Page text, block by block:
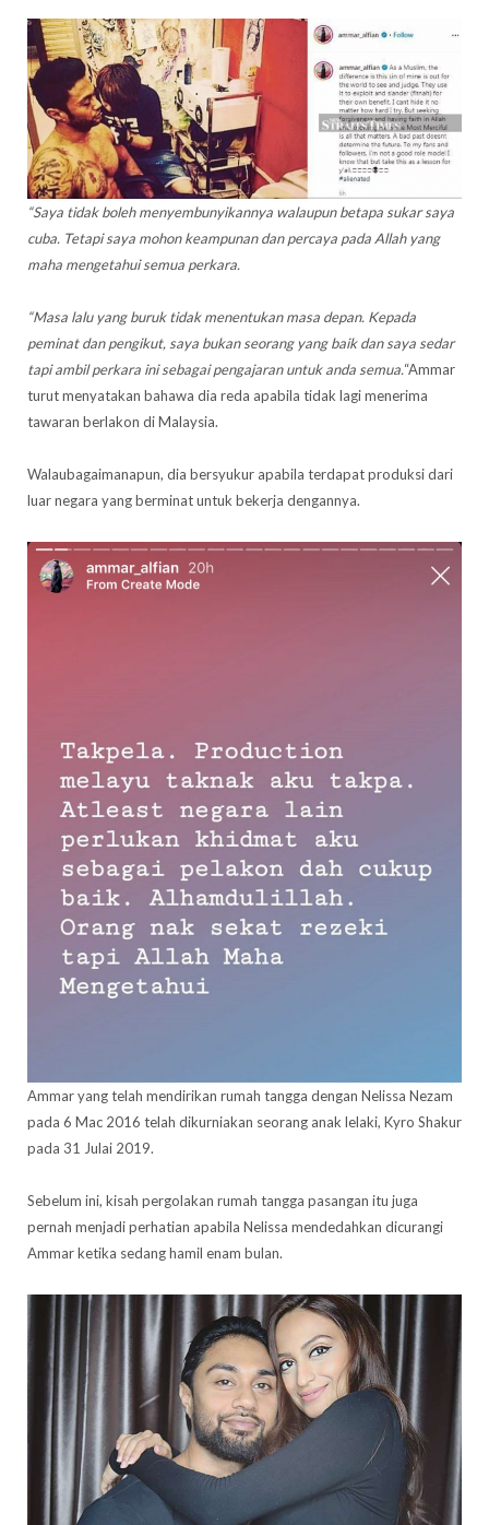
“Saya tidak boleh menyembunyikannya walaupun betapa sukar saya
cuba. Tetapi saya mohon keampunan dan percaya pada Allah yang
maha mengetahui semua perkara.
“Masa lalu yang buruk tidak menentukan masa depan. Kepada
peminat dan pengikut, saya bukan seorang yang baik dan saya sedar
tapi ambil perkara ini sebagai pengajaran untuk anda semua.“Ammar
turut menyatakan bahawa dia reda apabila tidak lagi menerima
tawaran berlakon di Malaysia.
Walaubagaimanapun, dia bersyukur apabila terdapat produksi dari
luar negara yang berminat untuk bekerja dengannya.
Ammar yang telah mendirikan rumah tangga dengan Nelissa Nezam
pada 6 Mac 2016 telah dikurniakan seorang anak lelaki, Kyro Shakur
pada 31 Julai 2019.
Sebelum ini, kisah pergolakan rumah tangga pasangan itu juga
pernah menjadi perhatian apabila Nelissa mendedahkan dicurangi
Ammar ketika sedang hamil enam bulan.